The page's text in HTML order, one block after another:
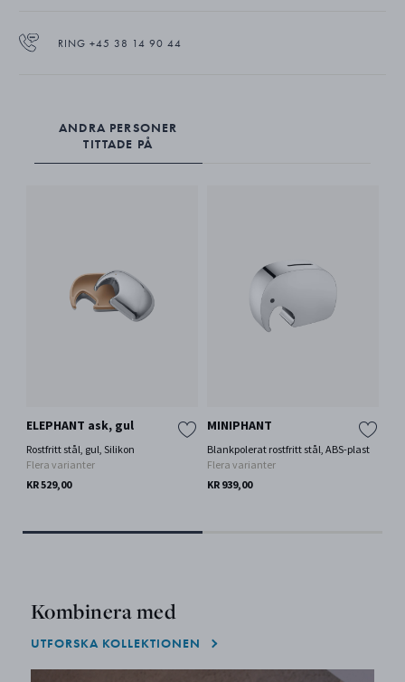
RING +45 38 14 90 44
ANDRA PERSONER
TITTADE PÅ
ELEPHANT ask, gul
Rostfritt stål, gul, Silikon
Flera varianter
KR 529,00
MINIPHANT
Blankpolerat rostfritt stål, ABS-plast
Flera varianter
KR 939,00
Kombinera med
UTFORSKA KOLLEKTIONEN